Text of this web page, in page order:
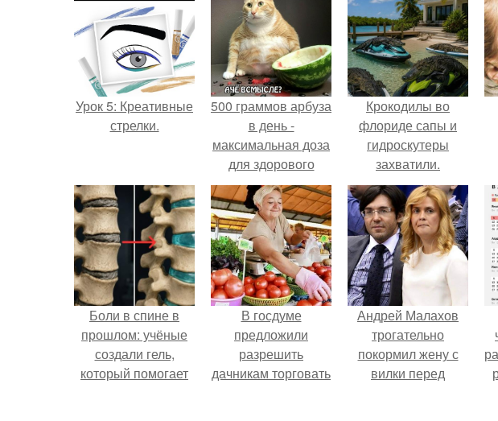
Урок 5: Креативные
стрелки.
500 граммов арбуза
в день -
максимальная доза
для здорового
взрослого,
предупредили
врачи.
Крокодилы во
флориде сапы и
гидроскутеры
захватили.
Боли в спине в
прошлом: учёные
создали гель,
который помогает
В госдуме
предложили
разрешить
дачникам торговать
Андрей Малахов
трогательно
покормил жену с
вилки перед